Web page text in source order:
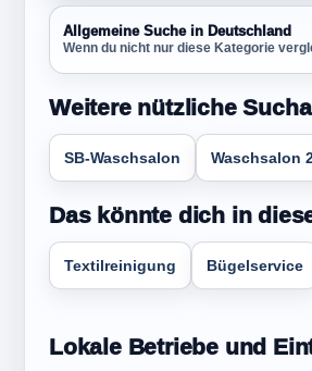
Allgemeine Suche in Deutschland
Wenn du nicht nur diese Kategorie
Weitere nützliche
SB-Waschsalon Waschsalon
Das könnte dich in
Textilreinigung Bügelservice
Lokale Betriebe und